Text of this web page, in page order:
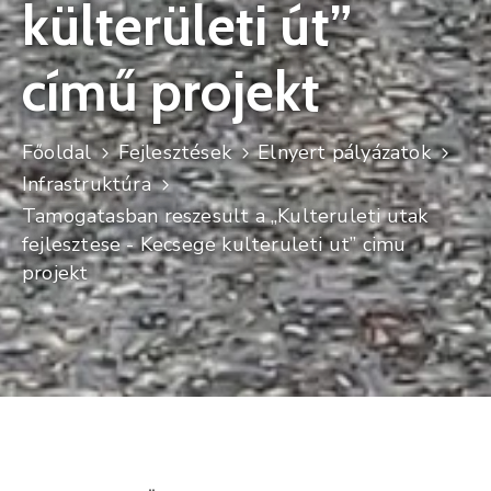
Kultúra
Keresés
külterületi út”
című projekt
Főoldal Fejlesztések
Elnyert pályázatok
Infrastruktúra
Tamogatasban reszesult a „Kulteruleti utak
fejlesztese - Kecsege kulteruleti ut” cimu
projekt